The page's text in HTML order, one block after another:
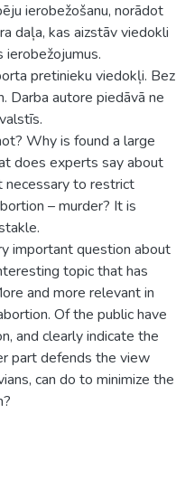
ierobežošanu, norādot
daļa, kas aizstāv viedokli
ierobežojumus.
pretinieku viedokļi. Bez
Darba autore piedāvā ne
Why is found a large
does experts say about
necessary to restrict
– murder? It is
important question about
topic that has
and more relevant in
Of the public have
and clearly indicate the
part defends the view
can do to minimize the